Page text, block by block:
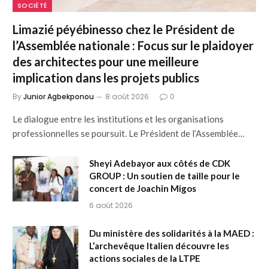
SOCIÉTÉ
Limazié péyébinesso chez le Président de
l’Assemblée nationale : Focus sur le plaidoyer
des architectes pour une meilleure
implication dans les projets publics
ByJunior Agbekponou 8 août 2026 0
Le dialogue entre les institutions et les organisations
professionnelles se poursuit. Le Président de l’Assemblée…
Sheyi Adebayor aux côtés de CDK
GROUP : Un soutien de taille pour le
concert de Joachin Migos
6 août 2026
Du ministère des solidarités à la MAED :
L’archevêque Italien découvre les
actions sociales de la LTPE